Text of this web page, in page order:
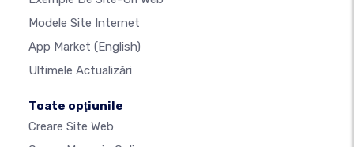
Modele Site Internet
App Market (English)
Ultimele Actualizări
Toate opţiunile
Creare Site Web